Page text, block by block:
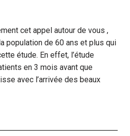
cet appel autour de vous ,
population de 60 ans et plus qui
étude. En effet, l’étude
en 3 mois avant que
avec l’arrivée des beaux